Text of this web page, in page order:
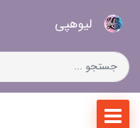
لیو‌هپی